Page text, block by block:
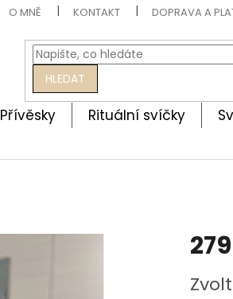
O MNĚ KONTAKT DOPRAVA A
HLEDAT
Přívěsky Rituální svíčky
cena: